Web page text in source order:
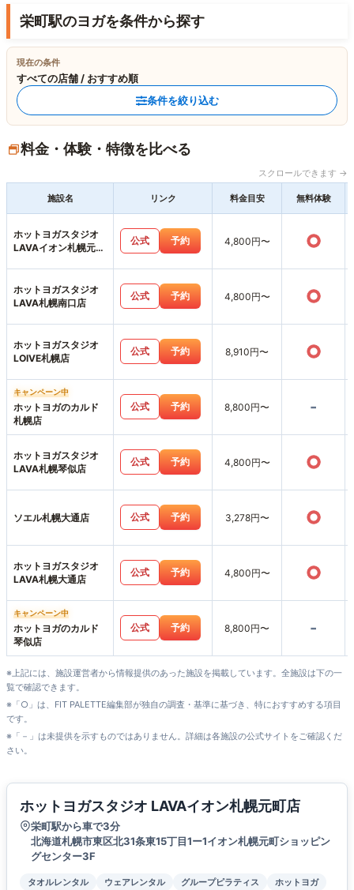
栄町駅のヨガを条件から探す
現在の条件
すべての店舗 / おすすめ順
条件を絞り込む
料金・体験・特徴を比べる
スクロールできます →
施設名 リンク 料金目安 無料体験
ホットヨガスタジオ
LAVAイオン札幌元町
公式 予約 4,800円〜 ○
ホットヨガスタジオ
LAVA札幌南口店
公式 予約 4,800円〜 ○
ホットヨガスタジオ
LOIVE札幌店
公式 予約 8,910円〜 ○
キャンペーン中
ホットヨガのカルド
札幌店
公式 予約 8,800円〜 -
ホットヨガスタジオ
LAVA札幌琴似店
公式 予約 4,800円〜 ○
ソエル札幌大通店 公式 予約 3,278円〜 ○
ホットヨガスタジオ
LAVA札幌大通店
公式 予約 4,800円〜 ○
キャンペーン中
ホットヨガのカルド
琴似店
公式 予約 8,800円〜 -
※上記には、施設運営者から情報提供のあった施設を掲載しています。全施設は下の一
覧で確認できます。
※「○」は、FIT PALETTE編集部が独自の調査・基準に基づき、特におすすめする項目
です。
※「－」は未提供を示すものではありません。詳細は各施設の公式サイトをご確認くだ
さい。
ホットヨガスタジオ LAVAイオン札幌元町店
栄町駅から車で3分
北海道札幌市東区北31条東15丁目1ー1イオン札幌元町ショッピン
グセンター3F
タオルレンタル ウェアレンタル グループピラティス ホットヨガ